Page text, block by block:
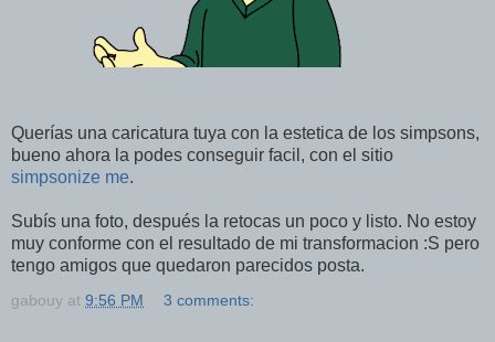
Querías una caricatura tuya con la estetica de los simpsons,
bueno ahora la podes conseguir facil, con el sitio
simpsonize me.
Subís una foto, después la retocas un poco y listo. No estoy
muy conforme con el resultado de mi transformacion :S pero
tengo amigos que quedaron parecidos posta.
gabouy at 9:56 PM 3 comments: